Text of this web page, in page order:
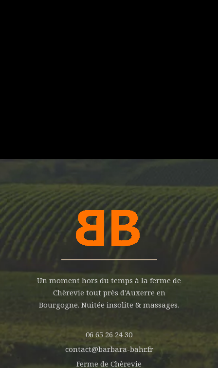
Un moment hors du temps à la ferme de
Chèrevie tout près d'Auxerre en
Bourgogne. Nuitée insolite & massages.
06 65 26 24 30
contact@barbara-bahr.fr
Ferme de Chèrevie